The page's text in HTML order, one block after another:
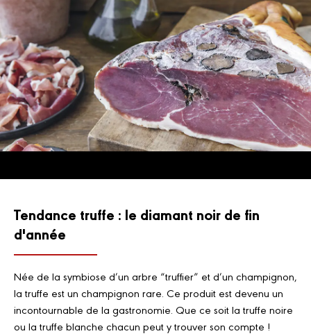
Tendance truffe : le diamant noir de fin
d'année
Née de la symbiose d’un arbre “truffier” et d’un champignon,
la truffe est un champignon rare. Ce produit est devenu un
incontournable de la gastronomie. Que ce soit la truffe noire
ou la truffe blanche chacun peut y trouver son compte !